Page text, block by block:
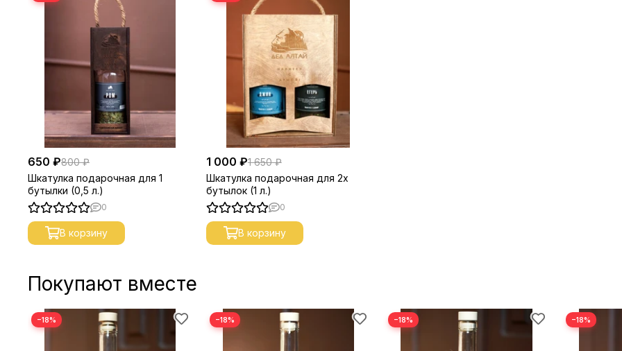
650 ₽800 ₽
Шкатулка подарочная для 1
бутылки (0,5 л.)
0
В корзину
1 000 ₽1 650 ₽
Шкатулка подарочная для 2х
бутылок (1 л.)
0
В корзину
Покупают вместе
−18% −18% −18% −18%